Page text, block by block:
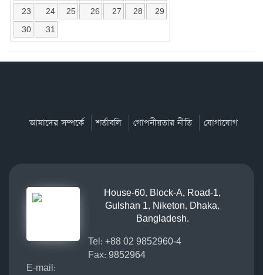
23
24 25 26 27 28
29
30
31
আমাদের সম্পর্কে শর্তাবলি গোপনীয়তার নীতি যোগাযোগ
House-60, Block-A, Road-1,
Gulshan 1, Niketon, Dhaka,
Bangladesh.
Tel: +88 02 9852960-4
Fax: 9852964
E-mail: